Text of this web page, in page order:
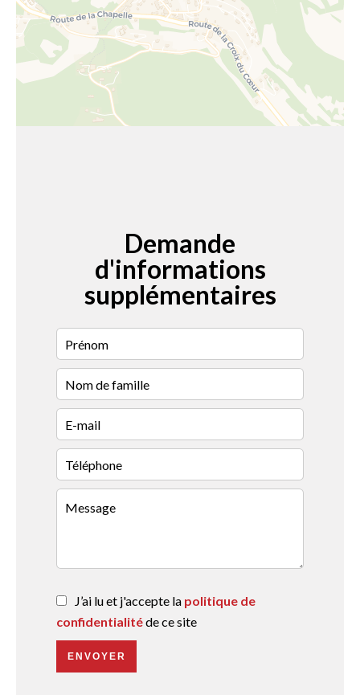
Demande
d'informations
supplémentaires
J’ai lu et j'accepte la politique de
confidentialitéde ce site
ENVOYER